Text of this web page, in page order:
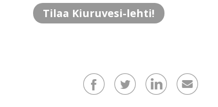
Tilaa Kiuruvesi-lehti!